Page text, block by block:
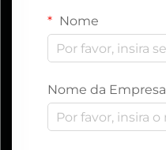
Nome
Nome da Empresa